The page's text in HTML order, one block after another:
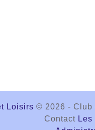
Loisirs
© 2026 - Club